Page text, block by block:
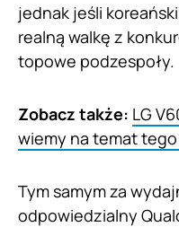
jednak jeśli
realną walkę z
topowe podzespoły.
Zobacz także: LG
wiemy na temat
Tym samym za
odpowiedzialny